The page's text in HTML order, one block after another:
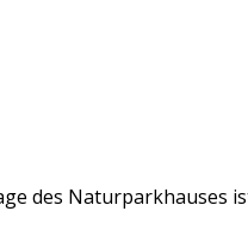
des Naturparkhauses